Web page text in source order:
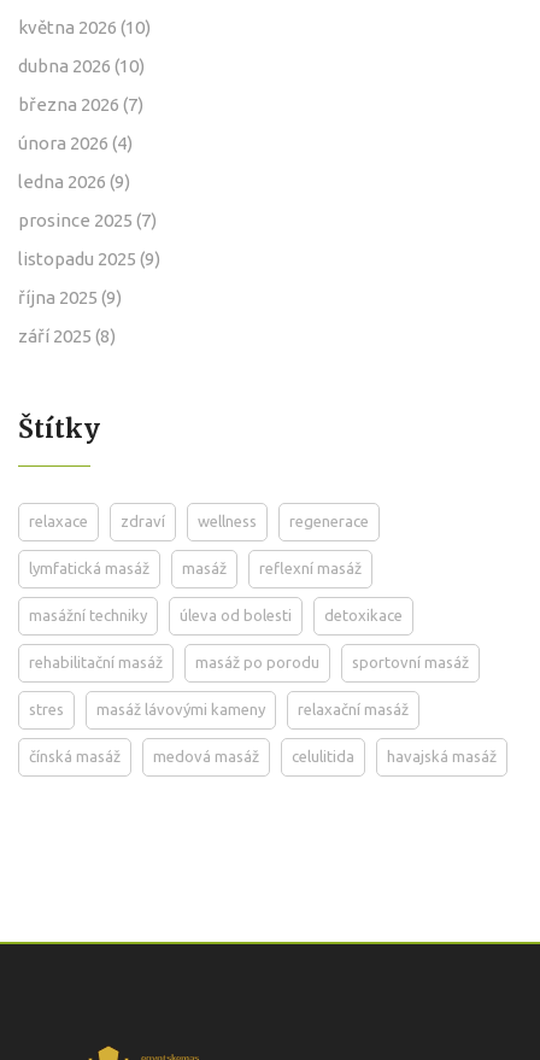
května 2026 (10)
dubna 2026 (10)
března 2026 (7)
února 2026 (4)
ledna 2026 (9)
prosince 2025 (7)
listopadu 2025 (9)
října 2025 (9)
září 2025 (8)
Štítky
relaxace zdraví wellness regenerace
lymfatická masáž masáž reflexní masáž
masážní techniky úleva od bolesti detoxikace
rehabilitační masáž masáž po porodu sportovní masáž
stres masáž lávovými kameny relaxační masáž
čínská masáž medová masáž celulitida havajská masáž